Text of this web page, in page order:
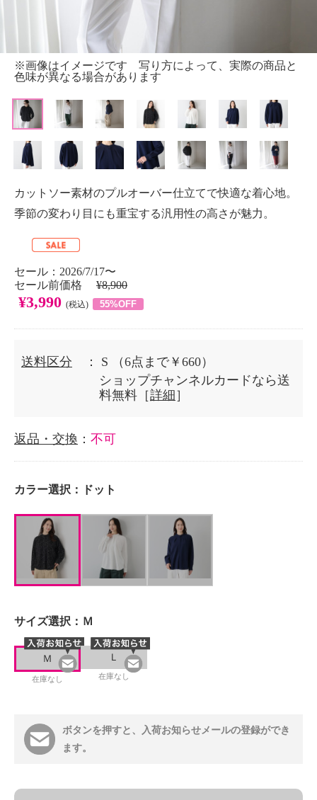
※画像はイメージです 写り方によって、実際の商品と
色味が異なる場合があります
カットソー素材のプルオーバー仕立てで快適な着心地。
季節の変わり目にも重宝する汎用性の高さが魅力。
セール：2026/7/17〜
セール前価格 ¥8,900
¥3,990 (税込) 55%OFF
送料区分 ： S
（6点まで￥660）
ショップチャンネルカードなら送
料無料［詳細 ］
返品・交換 ： 不可
カラー選択： ドット
サイズ選択： Ｍ
Ｍ
在庫なし
Ｌ
在庫なし
ボタンを押すと、入荷お知らせメールの登録ができ
ます。